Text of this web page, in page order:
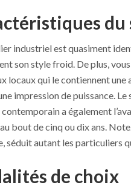
industriel est quasiment
son style froid. De plus,
locaux qui le contiennent
impression de puissance.
a également
bout de cinq ou dix ans.
séduit autant les particuliers
de choix